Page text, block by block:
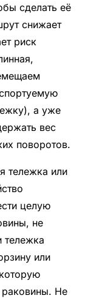
сделать её
снижает
риск
а уже
вес
поворотов.
тележка или
целую
не
тележка
или
Не